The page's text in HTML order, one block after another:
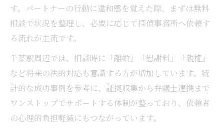
す。パートナーの行動に違和感を覚えた際、まずは無料
相談で状況を整理し、必要に応じて探偵事務所へ依頼す
る流れが主流です。
千葉駅周辺では、相談時に「離婚」「慰謝料」「親権」
など将来の法的対応も意識する方が増加しています。統
計的な成功事例を参考に、証拠収集から弁護士連携まで
ワンストップでサポートする体制が整っており、依頼者
の心理的負担軽減にもつながっています。